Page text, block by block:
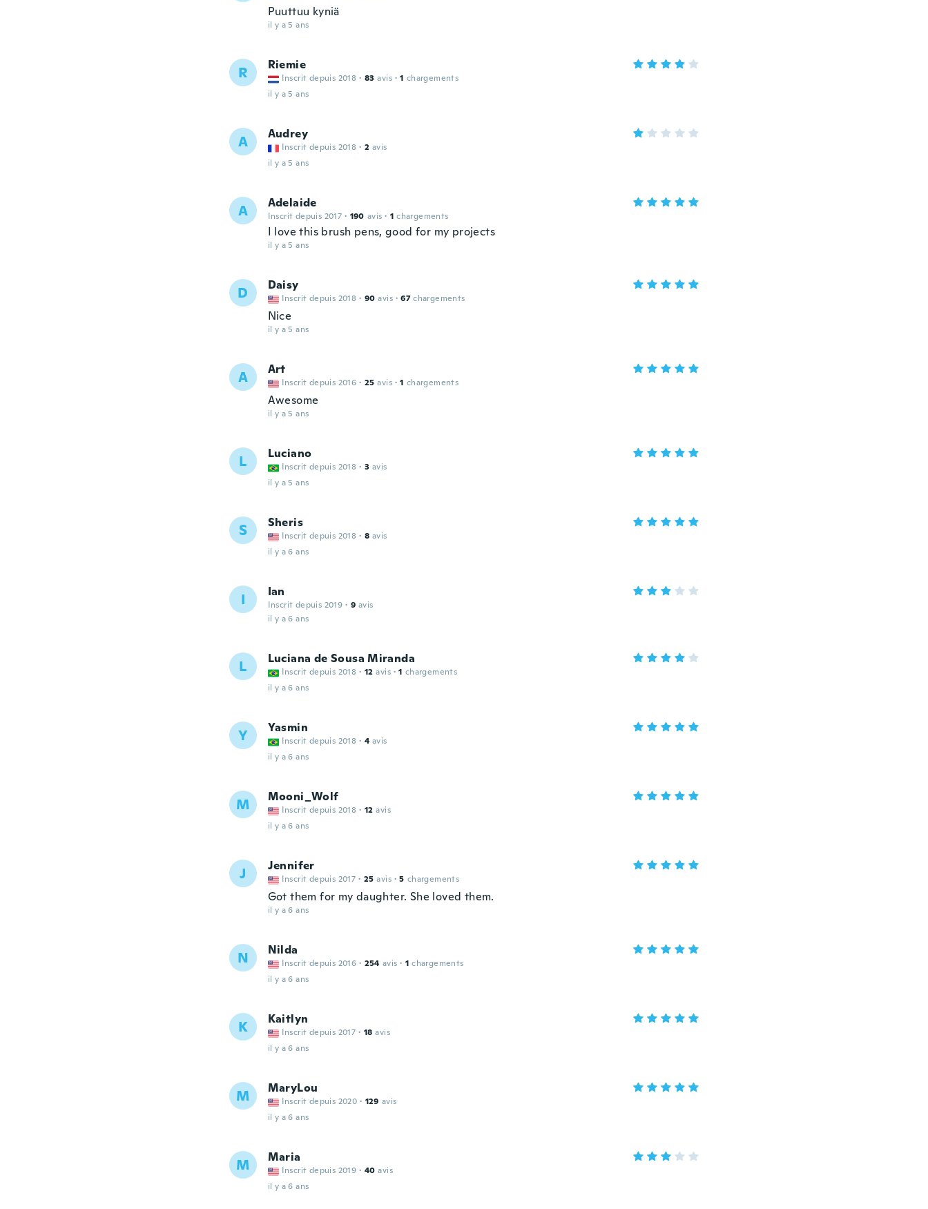
Puuttuu kyniä
il y a 5 ans
R Riemie
Inscrit depuis 2018 · 83 avis · 1 chargements
il y a 5 ans
A Audrey
Inscrit depuis 2018 · 2 avis
il y a 5 ans
A Adelaide
Inscrit depuis 2017 · 190 avis · 1 chargements
I love this brush pens, good for my projects
il y a 5 ans
D Daisy
Inscrit depuis 2018 · 90 avis · 67 chargements
Nice
il y a 5 ans
A Art
Inscrit depuis 2016 · 25 avis · 1 chargements
Awesome
il y a 5 ans
L Luciano
Inscrit depuis 2018 · 3 avis
il y a 5 ans
S Sheris
Inscrit depuis 2018 · 8 avis
il y a 6 ans
I Ian
Inscrit depuis 2019 · 9 avis
il y a 6 ans
L Luciana de Sousa Miranda
Inscrit depuis 2018 · 12 avis · 1 chargements
il y a 6 ans
Y Yasmin
Inscrit depuis 2018 · 4 avis
il y a 6 ans
M Mooni_Wolf
Inscrit depuis 2018 · 12 avis
il y a 6 ans
J Jennifer
Inscrit depuis 2017 · 25 avis · 5 chargements
Got them for my daughter. She loved them.
il y a 6 ans
N Nilda
Inscrit depuis 2016 · 254 avis · 1 chargements
il y a 6 ans
K Kaitlyn
Inscrit depuis 2017 · 18 avis
il y a 6 ans
M MaryLou
Inscrit depuis 2020 · 129 avis
il y a 6 ans
M Maria
Inscrit depuis 2019 · 40 avis
il y a 6 ans